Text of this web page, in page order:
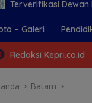
Terverifikasi Dewan
– Galeri
Redaksi Kepri.co.id
Batam